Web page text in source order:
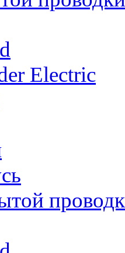
Electric